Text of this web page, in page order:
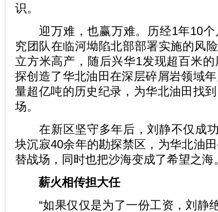
识。
迎万难，也赢万难。历经1年10个
究团队在临河坳陷北部部署实施的风
立方米高产，随后兴华1发现超百米
探创造了华北油田在深层碎屑岩领域
量超亿吨的历史纪录，为华北油田找
场。
在新区坚守多年后，刘静不仅成功
块沉寂40余年的勘探禁区，为华北油
替战场，同时也把沙海变成了希望之海
薪火相传担大任
“如果仅仅是为了一份工资，刘静